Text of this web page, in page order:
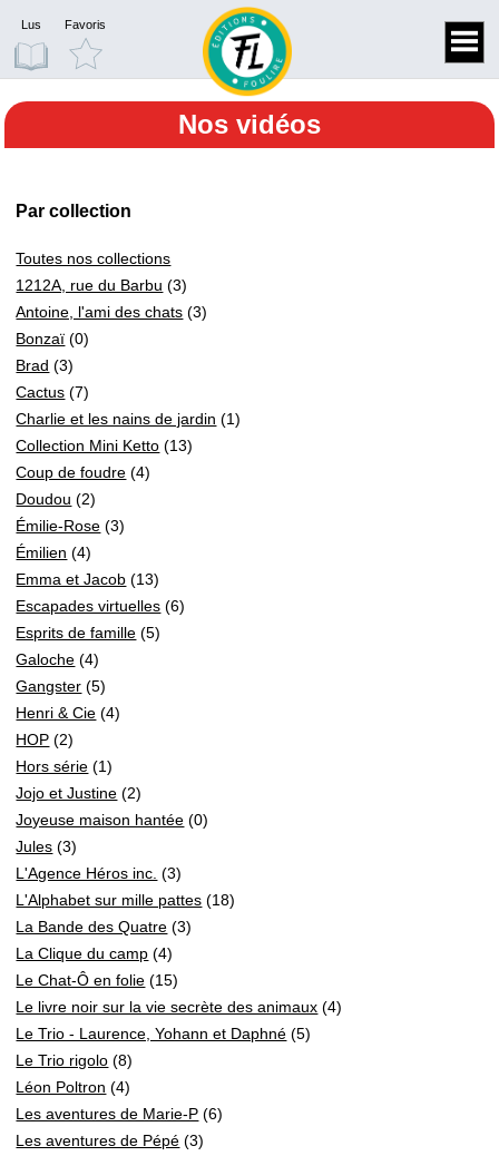
Lus Favoris
Nos vidéos
Par collection
Toutes nos collections
1212A, rue du Barbu (3)
Antoine, l'ami des chats (3)
Bonzaï (0)
Brad (3)
Cactus (7)
Charlie et les nains de jardin (1)
Collection Mini Ketto (13)
Coup de foudre (4)
Doudou (2)
Émilie-Rose (3)
Émilien (4)
Emma et Jacob (13)
Escapades virtuelles (6)
Esprits de famille (5)
Galoche (4)
Gangster (5)
Henri & Cie (4)
HOP (2)
Hors série (1)
Jojo et Justine (2)
Joyeuse maison hantée (0)
Jules (3)
L'Agence Héros inc. (3)
L'Alphabet sur mille pattes (18)
La Bande des Quatre (3)
La Clique du camp (4)
Le Chat-Ô en folie (15)
Le livre noir sur la vie secrète des animaux (4)
Le Trio - Laurence, Yohann et Daphné (5)
Le Trio rigolo (8)
Léon Poltron (4)
Les aventures de Marie-P (6)
Les aventures de Pépé (3)